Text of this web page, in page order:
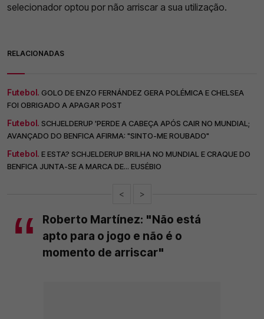
selecionador optou por não arriscar a sua utilização.
RELACIONADAS
Futebol. GOLO DE ENZO FERNÁNDEZ GERA POLÉMICA E CHELSEA
FOI OBRIGADO A APAGAR POST
Futebol. SCHJELDERUP 'PERDE A CABEÇA APÓS CAIR NO MUNDIAL;
AVANÇADO DO BENFICA AFIRMA: "SINTO-ME ROUBADO"
Futebol. E ESTA? SCHJELDERUP BRILHA NO MUNDIAL E CRAQUE DO
BENFICA JUNTA-SE A MARCA DE... EUSÉBIO
< >
Roberto Martínez: "Não está
apto para o jogo e não é o
momento de arriscar"